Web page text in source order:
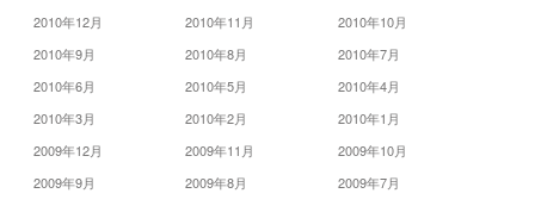
2010年12月
2010年11月
2010年10月
2010年9月
2010年8月
2010年7月
2010年6月
2010年5月
2010年4月
2010年3月
2010年2月
2010年1月
2009年12月
2009年11月
2009年10月
2009年9月
2009年8月
2009年7月